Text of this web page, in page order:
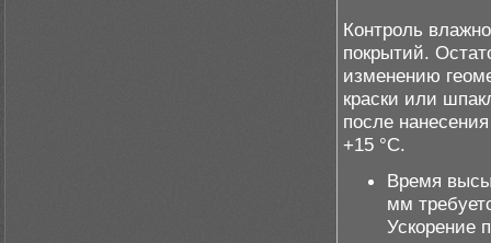
Контроль
покрытий.
изменению
краски или
после
+15 °C.
Время
мм
Ускорение